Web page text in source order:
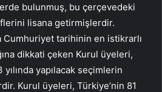
bulunmuş, bu çerçevedeki
lisana getirmişlerdir.
Cumhuriyet tarihinin en istikrarlı
dikkati çeken Kurul üyeleri,
yapılacak seçimlerin
Kurul üyeleri, Türkiye’nin 81